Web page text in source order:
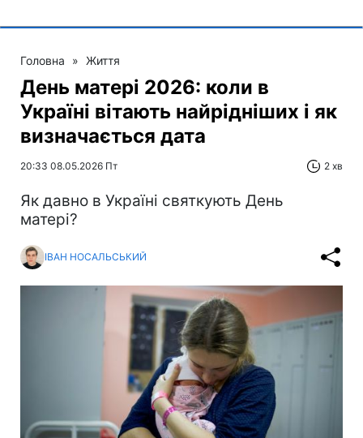
Головна » Життя
День матері 2026: коли в
Україні вітають найрідніших і як
визначається дата
20:33 08.05.2026 Пт 2 хв
Як давно в Україні святкують День
матері?
ІВАН НОСАЛЬСЬКИЙ